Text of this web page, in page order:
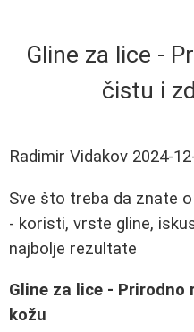
Gline za lice -
čistu i
Radimir Vidakov 2024-
Sve što treba da znate
- koristi, vrste gline,
najbolje rezultate
Gline za lice - Prirodno
kožu